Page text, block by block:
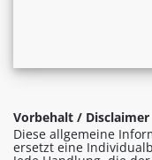
Vorbehalt / Disclaimer
Diese allgemeine
ersetzt eine